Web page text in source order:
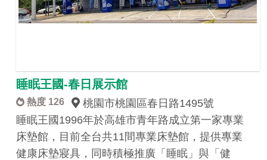
睡眠王國-春日展示館
熱度 126
桃園市桃園區春日路1495號
睡眠王國1996年於高雄市青年路成立第一家專業
床墊館，目前全台共11間專業床墊館，提供專業
健康床墊寢具，同時積極推廣「睡眠」與「健